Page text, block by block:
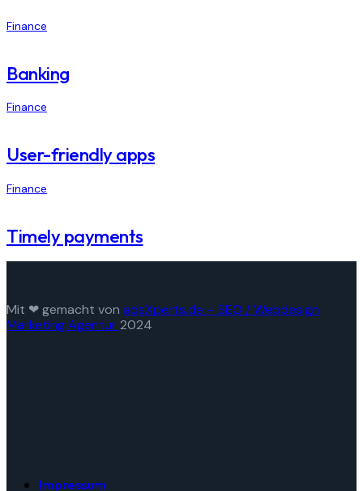
Finance
Banking
Finance
User-friendly apps
Finance
Timely payments
Mit ❤ gemacht von adsXperts.de – SEO / Webdesign
Marketing Agentur2024
Impressum